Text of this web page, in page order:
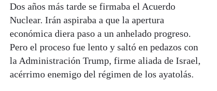
Dos años más tarde se firmaba el Acuerdo
Nuclear. Irán aspiraba a que la apertura
económica diera paso a un anhelado progreso.
Pero el proceso fue lento y saltó en pedazos con
la Administración Trump, firme aliada de Israel,
acérrimo enemigo del régimen de los ayatolás.